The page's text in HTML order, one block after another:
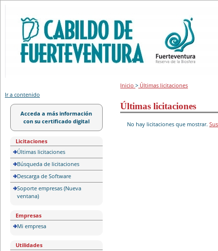
Ir a contenido
Acceda a más información
con su certificado digital
Licitaciones
Últimas licitaciones
Búsqueda de licitaciones
Descarga de Software
Soporte empresas (Nueva
ventana)
Empresas
Mi empresa
Utilidades
Inicio> Últimas licitaciones
Últimas licitaciones
No hay licitaciones que mostrar.